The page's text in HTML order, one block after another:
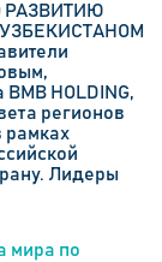
HOLDING,
регионов
рамках
Лидеры
мира по